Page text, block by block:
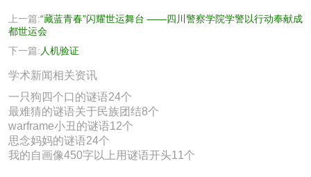
上一篇:“藏蓝青春”闪耀世运舞台 ——四川警察学院学警以行动奉献成
都世运会
下一篇:人机验证
学术新闻相关资讯
一只狗四个口的谜语24个
最难猜的谜语关于民族团结8个
warframe小丑的谜语12个
思念妈妈的谜语24个
我的自画像450字以上用谜语开头11个